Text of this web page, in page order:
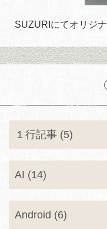
SUZURIにてオリジ
１行記事 (5)
AI (14)
Android (6)